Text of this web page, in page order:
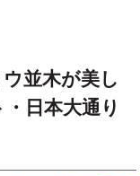
並木が美し
日本大通り